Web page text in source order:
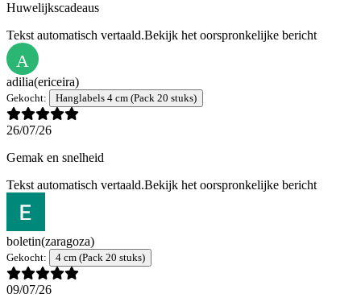
Huwelijkscadeaus
Tekst automatisch vertaald.Bekijk het oorspronkelijke bericht
A
adilia(ericeira)
Gekocht: Hanglabels 4 cm (Pack 20 stuks)
26/07/26
Gemak en snelheid
Tekst automatisch vertaald.Bekijk het oorspronkelijke bericht
boletin(zaragoza)
Gekocht: 4 cm (Pack 20 stuks)
09/07/26